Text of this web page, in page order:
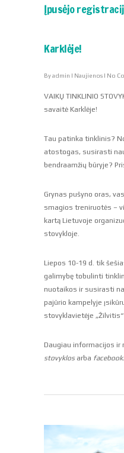
Įpusėjo
Karklėje!
Byadmin | Naujienos | No
VAIKŲ TINKLINIO
savaitė Karklėje!
Tau patinka tinklinis?
atostogas, susirasti
bendraamžių būryje?
Grynas pušyno oras,
smagios treniruotės –
kartą Lietuvoje
stovykloje.
Liepos 10-19 d. tik
galimybę tobulinti
nuotaikos ir susirasti
pajūrio kampelyje
stovyklavietėje „Žilvitis“
Daugiau informacijos ir
stovyklosarba